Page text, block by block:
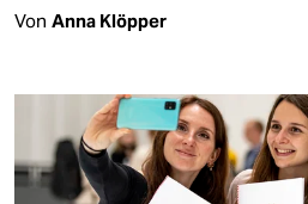
Von Anna Klöpper